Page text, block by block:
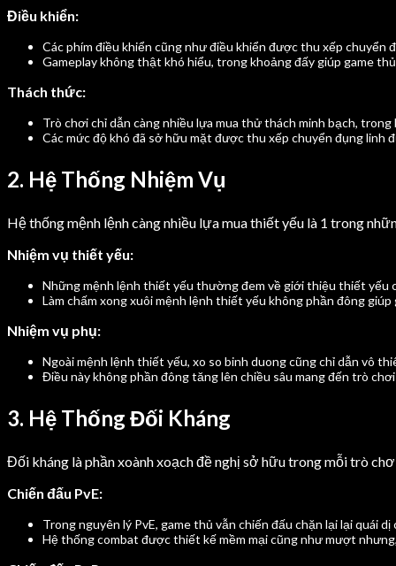
Điều khiển:
Các phím điều khiển cũng như điều khiển được thu xếp chuyển
Gameplay không thật khó hiểu, trong khoảng đấy giúp game
Thách thức:
Trò chơi chỉ dẫn càng nhiều lựa mua thử thách minh bạch,
Các mức độ khó đã sở hữu mặt được thu xếp chuyển đụng linh
2. Hệ Thống Nhiệm Vụ
Hệ thống mệnh lệnh càng nhiều lựa mua thiết yếu là 1 trong
Nhiệm vụ thiết yếu:
Những mệnh lệnh thiết yếu thường đem về giới thiệu thiết yếu
Làm chấm xong xuôi mệnh lệnh thiết yếu không phần đông
Nhiệm vụ phụ:
Ngoài mệnh lệnh thiết yếu, xo so binh duong cũng chỉ dẫn vô
Điều này không phần đông tăng lên chiều sâu mang đến trò
3. Hệ Thống Đối Kháng
Đối kháng là phần xoành xoạch đề nghị sở hữu trong mỗi trò
Chiến đấu PvE:
Trong nguyên lý PvE, game thủ vẫn chiến đấu chặn lại lại quái
Hệ thống combat được thiết kế mềm mại cũng như mượt